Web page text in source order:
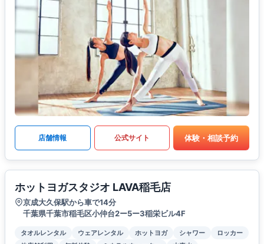
店舗情報 公式サイト 体験・相談予約
ホットヨガスタジオ LAVA稲毛店
京成大久保駅から車で14分
千葉県千葉市稲毛区小仲台2ー5ー3稲栄ビル4F
タオルレンタル ウェアレンタル ホットヨガ シャワー
ロッカー